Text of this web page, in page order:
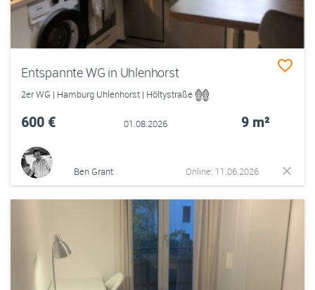
Entspannte WG in Uhlenhorst
2er WG | Hamburg Uhlenhorst | Höltystraße
600 € 01.08.2026 9 m²
Ben Grant Online: 11.06.2026